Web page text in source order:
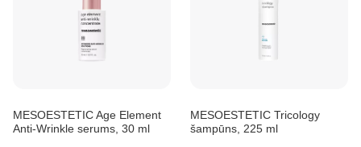
MESOESTETIC Age Element
Anti-Wrinkle serums, 30 ml
MESOESTETIC Tricology
šampūns, 225 ml